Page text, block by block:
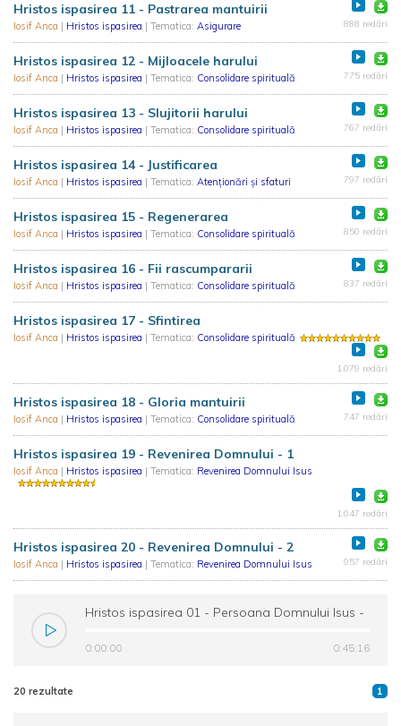
Hristos ispasirea 11 - Pastrarea mantuirii
Iosif Anca | Hristos ispasirea | Tematica: Asigurare 888 redări
Hristos ispasirea 12 - Mijloacele harului
Iosif Anca | Hristos ispasirea | Tematica: Consolidare spirituală 775 redări
Hristos ispasirea 13 - Slujitorii harului
Iosif Anca | Hristos ispasirea | Tematica: Consolidare spirituală 767 redări
Hristos ispasirea 14 - Justificarea
Iosif Anca | Hristos ispasirea | Tematica: Atenționări și sfaturi 797 redări
Hristos ispasirea 15 - Regenerarea
Iosif Anca | Hristos ispasirea | Tematica: Consolidare spirituală 850 redări
Hristos ispasirea 16 - Fii rascumpararii
Iosif Anca | Hristos ispasirea | Tematica: Consolidare spirituală 837 redări
Hristos ispasirea 17 - Sfintirea
Iosif Anca | Hristos ispasirea | Tematica: Consolidare spirituală
1.079 redări
Hristos ispasirea 18 - Gloria mantuirii
Iosif Anca | Hristos ispasirea | Tematica: Consolidare spirituală 747 redări
Hristos ispasirea 19 - Revenirea Domnului - 1
Iosif Anca | Hristos ispasirea | Tematica: Revenirea Domnului Isus
1.047 redări
Hristos ispasirea 20 - Revenirea Domnului - 2
Iosif Anca | Hristos ispasirea | Tematica: Revenirea Domnului Isus 957 redări
Hristos ispasirea 01 - Persoana Domnului Isus -
0:00:00 0:45:16
20 rezultate 1